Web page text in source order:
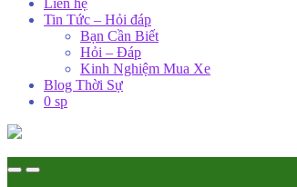
Liên hệ
Tin Tức – Hỏi đáp
Bạn Cần Biết
Hỏi – Đáp
Kinh Nghiệm Mua Xe
Blog Thời Sự
0 sp